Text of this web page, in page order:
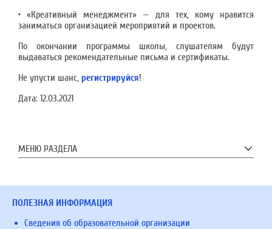
• «Креативный менеджмент» — для тех, кому нравится
заниматься организацией мероприятий и проектов.
По окончании программы школы, слушателям будут
выдаваться рекомендательные письма и сертификаты.
Не упусти шанс, регистрируйся!
Дата: 12.03.2021
МЕНЮ РАЗДЕЛА
ПОЛЕЗНАЯ ИНФОРМАЦИЯ
Сведения об образовательной организации